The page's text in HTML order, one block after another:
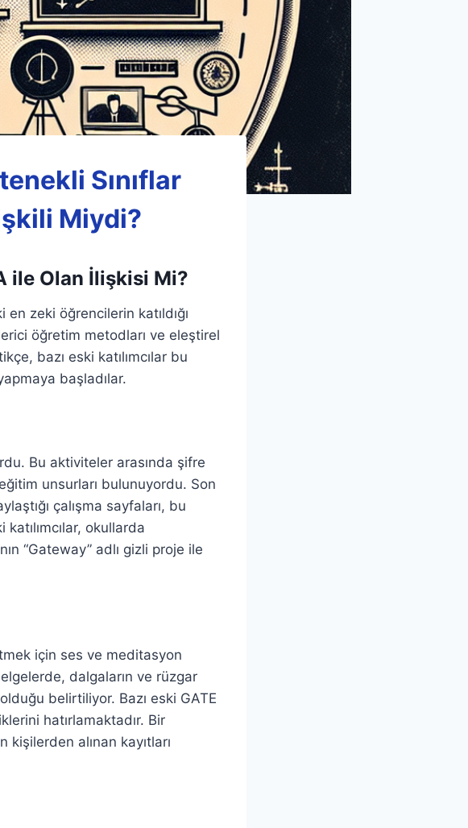
Sınıflar
Miydi?
ile Olan İlişkisi Mi?
zeki öğrencilerin katıldığı
öğretim metodları ve eleştirel
bazı eski katılımcılar bu
başladılar.
Bu aktiviteler arasında şifre
unsurları bulunuyordu. Son
çalışma sayfaları, bu
katılımcılar, okullarda
“Gateway” adlı gizli proje ile
için ses ve meditasyon
dalgaların ve rüzgar
belirtiliyor. Bazı eski GATE
hatırlamaktadır. Bir
kişilerden alınan kayıtları